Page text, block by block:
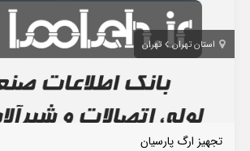
استان تهران تهران
تجهیز ارگ پارسیان